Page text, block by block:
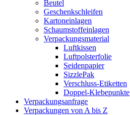
Beutel
Geschenkschleifen
Kartoneinlagen
Schaumstoffeinlagen
Verpackungsmaterial
Luftkissen
Luftpolsterfolie
Seidenpapier
SizzlePak
Verschluss-Etiketten
Doppel-Klebepunkte
Verpackungsanfrage
Verpackungen von A bis Z